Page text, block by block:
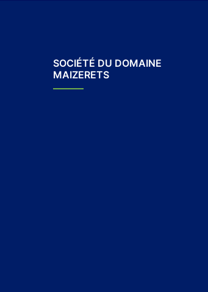
SOCIÉTÉ DU DOMAINE
MAIZERETS